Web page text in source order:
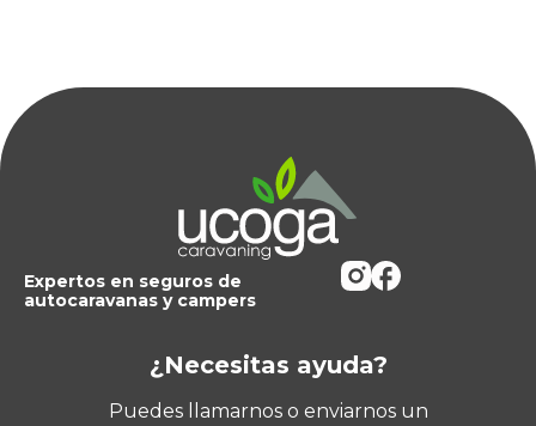
Expertos en seguros de
autocaravanas y campers
¿Necesitas ayuda?
Puedes llamarnos o enviarnos un